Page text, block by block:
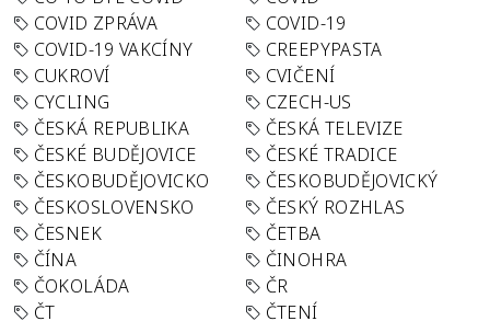
COVID ZPRÁVA
COVID-19
COVID-19 VAKCÍNY
CREEPYPASTA
CUKROVÍ
CVIČENÍ
CYCLING
CZECH-US
ČESKÁ REPUBLIKA
ČESKÁ TELEVIZE
ČESKÉ BUDĚJOVICE
ČESKÉ TRADICE
ČESKOBUDĚJOVICKO
ČESKOBUDĚJOVICKÝ
ČESKOSLOVENSKO
ČESKÝ ROZHLAS
ČESNEK
ČETBA
ČÍNA
ČINOHRA
ČOKOLÁDA
ČR
ČT
ČTENÍ